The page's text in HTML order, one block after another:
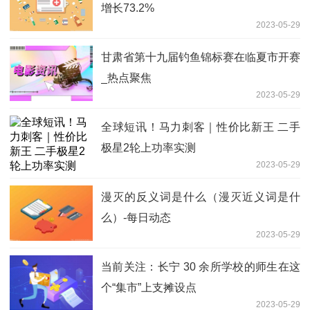
增长73.2%
2023-05-29
甘肃省第十九届钓鱼锦标赛在临夏市开赛
_热点聚焦
2023-05-29
全球短讯！马力刺客｜性价比新王 二手
极星2轮上功率实测
2023-05-29
漫灭的反义词是什么（漫灭近义词是什
么）-每日动态
2023-05-29
当前关注：长宁 30 余所学校的师生在这
个“集市”上支摊设点
2023-05-29